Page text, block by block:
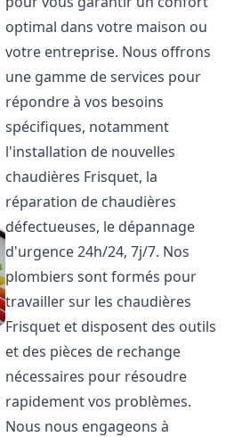
optimal dans votre maison ou
votre entreprise. Nous offrons
une gamme de services pour
répondre à vos besoins
spécifiques, notamment
l'installation de nouvelles
chaudières Frisquet, la
réparation de chaudières
défectueuses, le dépannage
d'urgence 24h/24, 7j/7. Nos
plombiers sont formés pour
travailler sur les chaudières
Frisquet et disposent des outils
et des pièces de rechange
nécessaires pour résoudre
rapidement vos problèmes.
Nous nous engageons à